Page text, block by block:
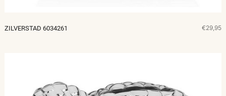
ZILVERSTAD 6034261 €29,95